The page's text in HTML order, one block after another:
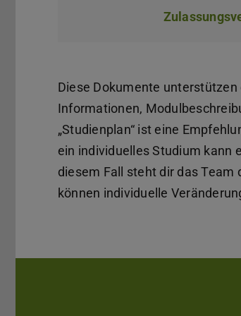
Diese Dokumente
Informationen,
„Studienplan“ ist eine
ein individuelles Studium kann
diesem Fall steht dir das Team
können individuelle